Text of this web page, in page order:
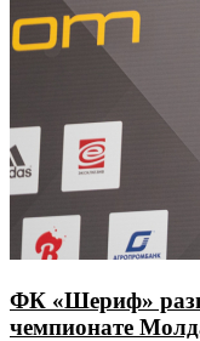
ФК «Шериф»
чемпионате